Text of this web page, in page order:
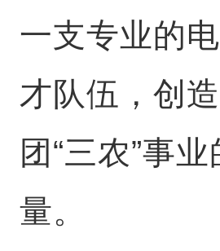
一支专业的
才队伍，创
团“三农”事
量。